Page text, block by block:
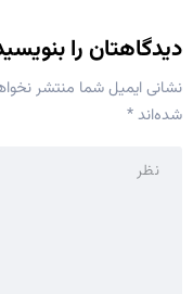
دیدگاهتان را
نشانی ایمیل شما منتشر
شده‌اند*